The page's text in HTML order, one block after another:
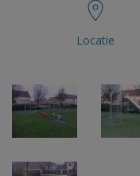
Locatie